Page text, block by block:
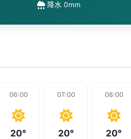
降水 0mm
06:00
20°
07:00
20°
08:00
20°